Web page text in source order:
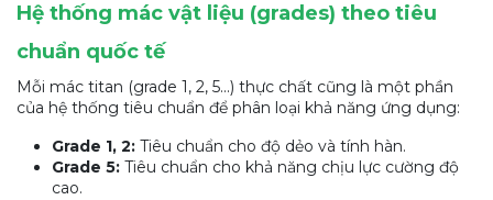
Hệ thống mác vật liệu (grades) theo tiêu
chuẩn quốc tế
Mỗi mác titan (grade 1, 2, 5...) thực chất cũng là một phần
của hệ thống tiêu chuẩn để phân loại khả năng ứng dụng:
Grade 1, 2: Tiêu chuẩn cho độ dẻo và tính hàn.
Grade 5: Tiêu chuẩn cho khả năng chịu lực cường độ
cao.